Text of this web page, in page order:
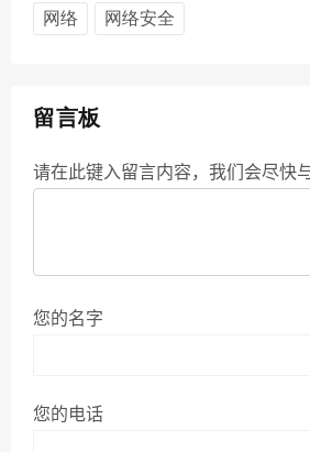
网络 网络安全
留言板
请在此键入留言内容，我们会尽快
您的名字
您的电话